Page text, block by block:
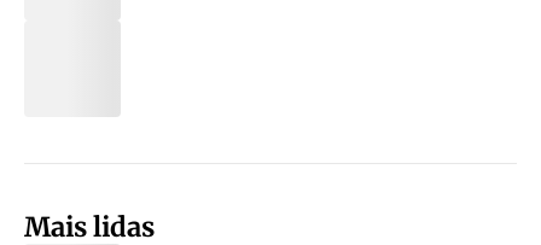
Mais lidas